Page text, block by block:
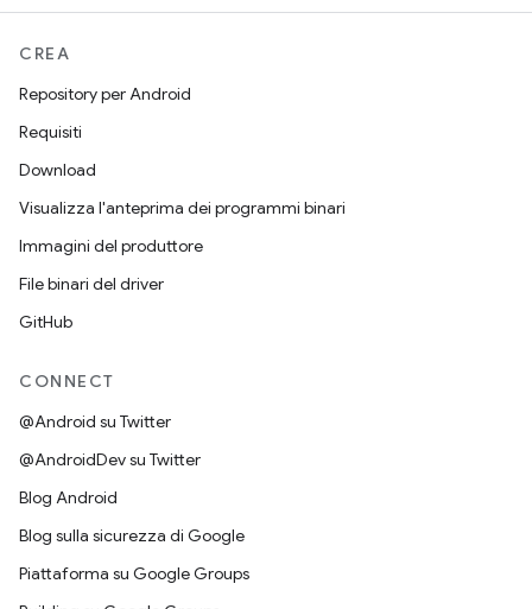
CREA
Repository per Android
Requisiti
Download
Visualizza l'anteprima dei programmi binari
Immagini del produttore
File binari del driver
GitHub
CONNECT
@Android su Twitter
@AndroidDev su Twitter
Blog Android
Blog sulla sicurezza di Google
Piattaforma su Google Groups